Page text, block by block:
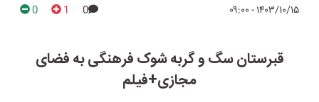
۱۴۰۳/۱۰/۱۵ - ۰۹:۰۰ 0
1
0
قبرستان سگ و گربه‌ شوک فرهنگی به فضای
مجازی+فیلم